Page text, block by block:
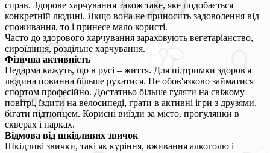
справ. Здорове харчування також таке, яке подобається
конкретній людині. Якщо вона не приносить задоволення від
споживання, то і принесе мало користі.
Часто до здорового харчування зараховують вегетаріанство,
сироїдіння, роздільне харчування.
Фізична активність
Недарма кажуть, що в русі – життя. Для підтримки здоров'я
людина повинна більше рухатися. Не обов'язково займатися
спортом професійно. Достатньо більше гуляти на свіжому
повітрі, їздити на велосипеді, грати в активні ігри з друзями,
бігати підтюпцем. Корисні виїзди за місто, прогулянки в
скверах і парках.
Відмова від шкідливих звичок
Шкідливі звички, такі як куріння, вживання алкоголю і